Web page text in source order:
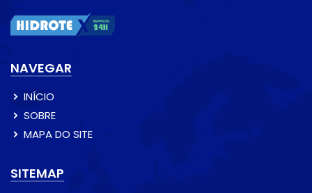
NAVEGAR
INÍCIO
SOBRE
MAPA DO SITE
SITEMAP